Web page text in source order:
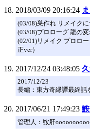
2018/03/09 20:16:24
(03/08)巣作れ リメイク
(03/08)プロローグ 龍の
(02/01)リメイク プロロ
正ver）
2017/12/24 03:48:05
2017/12/23
長編：東方奇縁譚最終話
2017/06/21 17:49:23
管理人：鮟肝